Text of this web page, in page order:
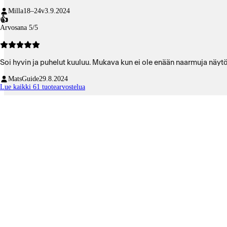
Milla18–24v3.9.2024
👍
Arvosana 5/5
Soi hyvin ja puhelut kuuluu. Mukava kun ei ole enään naarmuja
MatsGuide29.8.2024
Lue kaikki 61 tuotearvostelua